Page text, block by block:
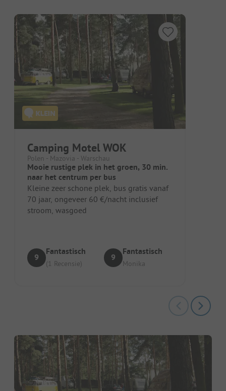
Camping Motel WOK
Polen - Mazovia - Warschau
Mooie rustige plek in het groen, 30 min.
naar het centrum per bus
Kleine zeer schone plek, bus gratis vanaf
70 jaar, ongeveer 60 €/nacht inclusief
stroom, wasgoed
9
Fantastisch
(1 Recensie)
9
Fantastisch
Monika